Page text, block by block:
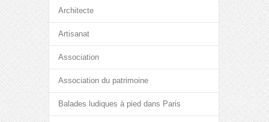
Architecte
Artisanat
Association
Association du patrimoine
Balades ludiques à pied dans Paris